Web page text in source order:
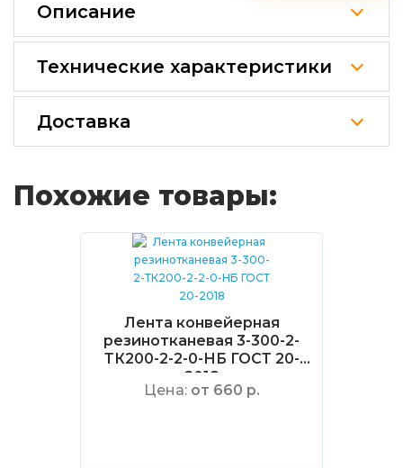
Описание
Технические характеристики
Доставка
Похожие товары:
Лента конвейерная
резинотканевая 3-300-2-
ТК200-2-2-0-НБ ГОСТ 20-
2018
Цена: от 660 р.